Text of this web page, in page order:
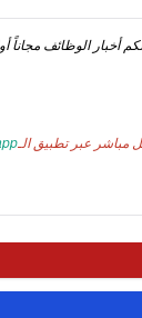
أخبار الوظائف مجاناً
مباشر عبر تطبيق الـ